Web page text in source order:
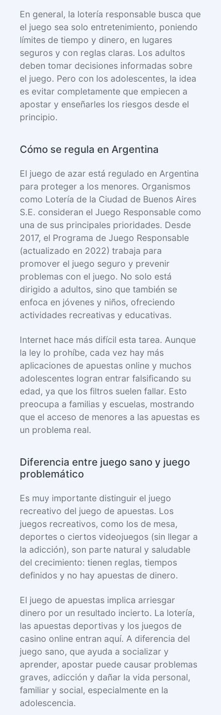
En general, la lotería responsable busca que
el juego sea solo entretenimiento, poniendo
límites de tiempo y dinero, en lugares
seguros y con reglas claras. Los adultos
deben tomar decisiones informadas sobre
el juego. Pero con los adolescentes, la idea
es evitar completamente que empiecen a
apostar y enseñarles los riesgos desde el
principio.
Cómo se regula en Argentina
El juego de azar está regulado en Argentina
para proteger a los menores. Organismos
como Lotería de la Ciudad de Buenos Aires
S.E. consideran el Juego Responsable como
una de sus principales prioridades. Desde
2017, el Programa de Juego Responsable
(actualizado en 2022) trabaja para
promover el juego seguro y prevenir
problemas con el juego. No solo está
dirigido a adultos, sino que también se
enfoca en jóvenes y niños, ofreciendo
actividades recreativas y educativas.
Internet hace más difícil esta tarea. Aunque
la ley lo prohíbe, cada vez hay más
aplicaciones de apuestas online y muchos
adolescentes logran entrar falsificando su
edad, ya que los filtros suelen fallar. Esto
preocupa a familias y escuelas, mostrando
que el acceso de menores a las apuestas es
un problema real.
Diferencia entre juego sano y juego
problemático
Es muy importante distinguir el juego
recreativo del juego de apuestas. Los
juegos recreativos, como los de mesa,
deportes o ciertos videojuegos (sin llegar a
la adicción), son parte natural y saludable
del crecimiento: tienen reglas, tiempos
definidos y no hay apuestas de dinero.
El juego de apuestas implica arriesgar
dinero por un resultado incierto. La lotería,
las apuestas deportivas y los juegos de
casino online entran aquí. A diferencia del
juego sano, que ayuda a socializar y
aprender, apostar puede causar problemas
graves, adicción y dañar la vida personal,
familiar y social, especialmente en la
adolescencia.